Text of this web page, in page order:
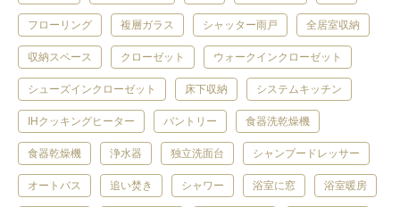
フローリング 複層ガラス シャッター雨戸 全居室収納
収納スペース クローゼット ウォークインクローゼット
シューズインクローゼット 床下収納 システムキッチン
IHクッキングヒーター パントリー 食器洗乾燥機
食器乾燥機 浄水器 独立洗面台 シャンプードレッサー
オートバス 追い焚き シャワー 浴室に窓 浴室暖房